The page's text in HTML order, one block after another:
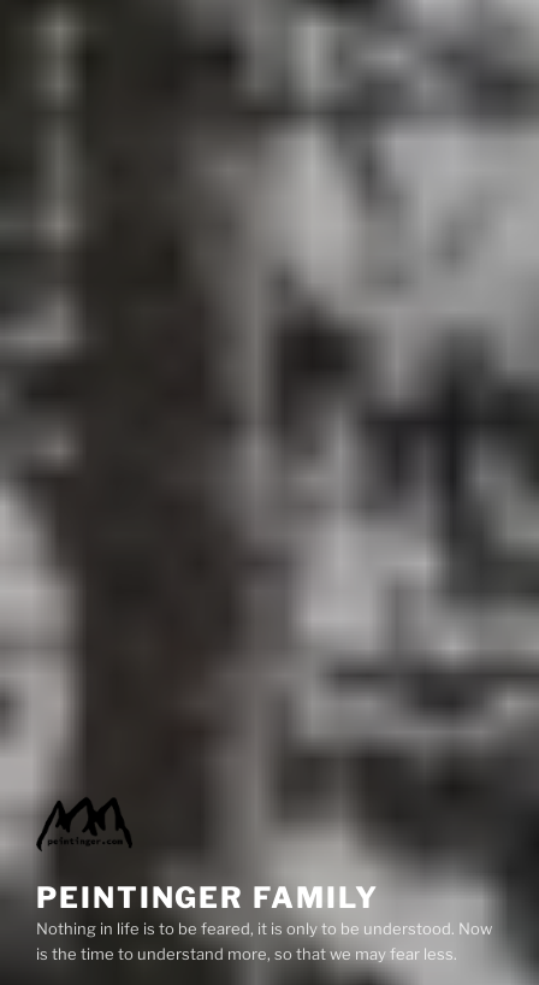
PEINTINGER FAMILY
Nothing in life is to be feared, it is only to be understood. Now
is the time to understand more, so that we may fear less.